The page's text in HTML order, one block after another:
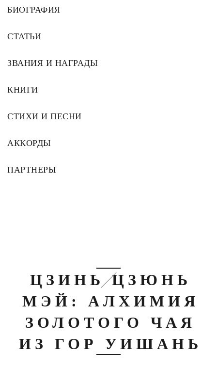
БИОГРАФИЯ
СТАТЬИ
ЗВАНИЯ И НАГРАДЫ
КНИГИ
СТИХИ И ПЕСНИ
АККОРДЫ
ПАРТНЕРЫ
ЦЗИНЬ ЦЗЮНЬ
МЭЙ: АЛХИМИЯ
ЗОЛОТОГО ЧАЯ
ИЗ ГОР УИШАНЬ